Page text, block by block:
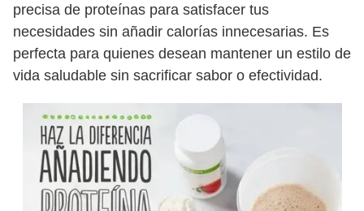
precisa de proteínas para satisfacer tus
necesidades sin añadir calorías innecesarias. Es
perfecta para quienes desean mantener un estilo de
vida saludable sin sacrificar sabor o efectividad.